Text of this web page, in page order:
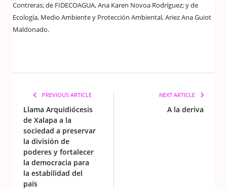
Contreras; de FIDECOAGUA, Ana Karen Novoa Rodríguez; y de
Ecología, Medio Ambiente y Protección Ambiental, Ariez Ana Guiot
Maldonado.
PREVIOUS ARTICLE
Llama Arquidiócesis
de Xalapa a la
sociedad a preservar
la división de
poderes y fortalecer
la democracia para
la estabilidad del
país
NEXT ARTICLE
A la deriva